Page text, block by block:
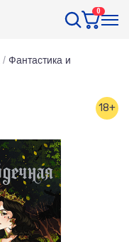
0
/ Фантастика и
18+